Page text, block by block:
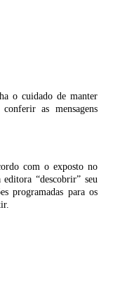
o cuidado de manter
as mensagens
com o exposto no
“descobrir” seu
programadas para os